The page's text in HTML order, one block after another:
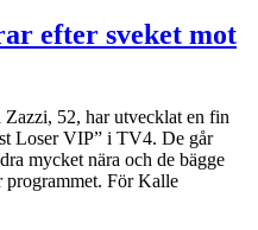
efter sveket mot
52, har utvecklat en fin
Loser VIP” i TV4. De går
mycket nära och de bägge
programmet. För Kalle